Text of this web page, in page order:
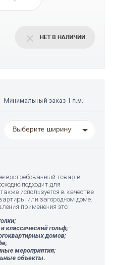
НЕТ В НАЛИЧИИ
Минимальный заказ 1 п.м.
Выберите ширину
востребованный товар в
подходит для
используется в качестве
или загородном доме.
применения это:
классический гольф;
домов;
мероприятия;
объекты.